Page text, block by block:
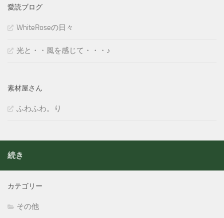
愛読ブログ
WhiteRoseの日々
光と・・風を感じて・・・♪
素材屋さん
ふわふわ。り
続き
カテゴリー
その他